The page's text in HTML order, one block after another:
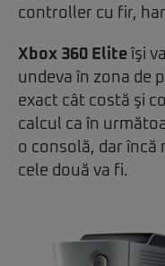
controller cu fir,
Xbox 360 Elite îşi
undeva în zona de
exact cât costă şi
calcul ca în
o consolă, dar încă
cele două va fi.